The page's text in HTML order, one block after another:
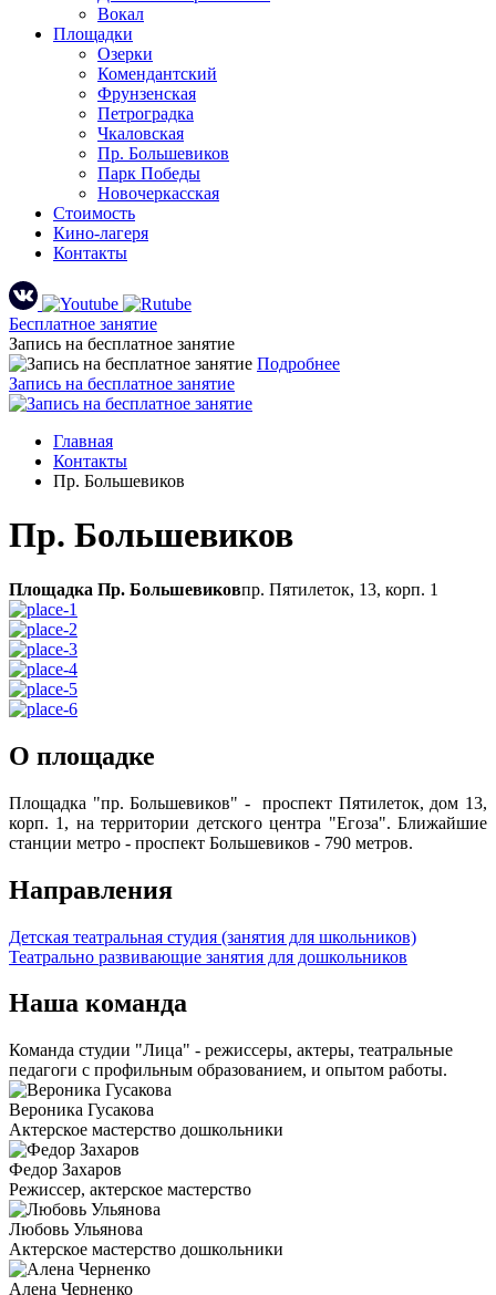
Вокал
Площадки
Озерки
Комендантский
Фрунзенская
Петроградка
Чкаловская
Пр. Большевиков
Парк Победы
Новочеркасская
Стоимость
Кино-лагеря
Контакты
Бесплатное занятие
Запись на бесплатное занятие
Подробнее
Запись на бесплатное занятие
Главная
Контакты
Пр. Большевиков
Пр. Большевиков
Площадка Пр. Большевиковпр. Пятилеток, 13, корп. 1
О площадке
Площадка "пр. Большевиков" - проспект Пятилеток, дом 13,
корп. 1, на территории детского центра "Егоза". Ближайшие
станции метро - проспект Большевиков - 790 метров.
Направления
Детская театральная студия (занятия для школьников)
Театрально развивающие занятия для дошкольников
Наша команда
Команда студии "Лица" - режиссеры, актеры, театральные
педагоги с профильным образованием, и опытом работы.
Вероника Гусакова
Актерское мастерство дошкольники
Федор Захаров
Режиссер, актерское мастерство
Любовь Ульянова
Актерское мастерство дошкольники
Алена Черненко